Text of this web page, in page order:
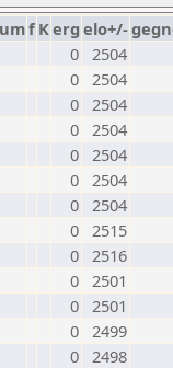
f Kerg elo+/-
0 2504
0 2504
0 2504
0 2504
0 2504
0 2504
0 2504
0 2515
0 2516
0 2501
0 2501
0 2499
0 2498